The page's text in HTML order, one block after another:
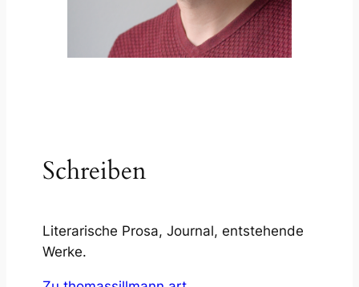
Schreiben
Literarische Prosa, Journal, entstehende
Werke.